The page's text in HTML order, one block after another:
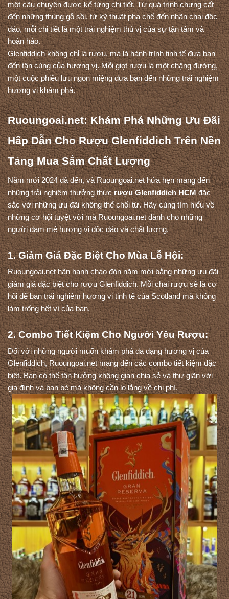
một câu chuyện được kể từng chi tiết. Từ quá trình chưng cất
đến những thùng gỗ sồi, từ kỹ thuật pha chế đến nhãn chai độc
đáo, mỗi chi tiết là một trải nghiệm thú vị của sự tận tâm và
hoàn hảo.
Glenfiddich không chỉ là rượu, mà là hành trình tinh tế đưa bạn
đến tận cùng của hương vị. Mỗi giọt rượu là một chặng đường,
một cuộc phiêu lưu ngon miệng đưa bạn đến những trải nghiệm
hương vị khám phá.
Ruoungoai.net: Khám Phá Những Ưu Đãi
Hấp Dẫn Cho Rượu Glenfiddich Trên Nền
Tảng Mua Sắm Chất Lượng
Năm mới 2024 đã đến, và Ruoungoai.net hứa hẹn mang đến
những trải nghiệm thưởng thức rượu Glenfiddich HCM đặc
sắc với những ưu đãi không thể chối từ. Hãy cùng tìm hiểu về
những cơ hội tuyệt vời mà Ruoungoai.net dành cho những
người đam mê hương vị độc đáo và chất lượng.
1. Giảm Giá Đặc Biệt Cho Mùa Lễ Hội:
Ruoungoai.net hân hạnh chào đón năm mới bằng những ưu đãi
giảm giá đặc biệt cho rượu Glenfiddich. Mỗi chai rượu sẽ là cơ
hội để bạn trải nghiệm hương vị tinh tế của Scotland mà không
làm trống hết ví của bạn.
2. Combo Tiết Kiệm Cho Người Yêu Rượu:
Đối với những người muốn khám phá đa dạng hương vị của
Glenfiddich, Ruoungoai.net mang đến các combo tiết kiệm đặc
biệt. Bạn có thể tận hưởng không gian chia sẻ và thư giãn với
gia đình và bạn bè mà không cần lo lắng về chi phí.